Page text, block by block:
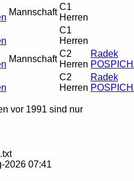
Mannschaft
C1
Herren
C1
Herren
Mannschaft
C2
Herren
Radek
C2
Herren
Radek
vor 1991 sind nur
2026 07:41